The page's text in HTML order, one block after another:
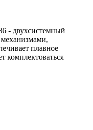
- двухсистемный
плавное
комплектоваться